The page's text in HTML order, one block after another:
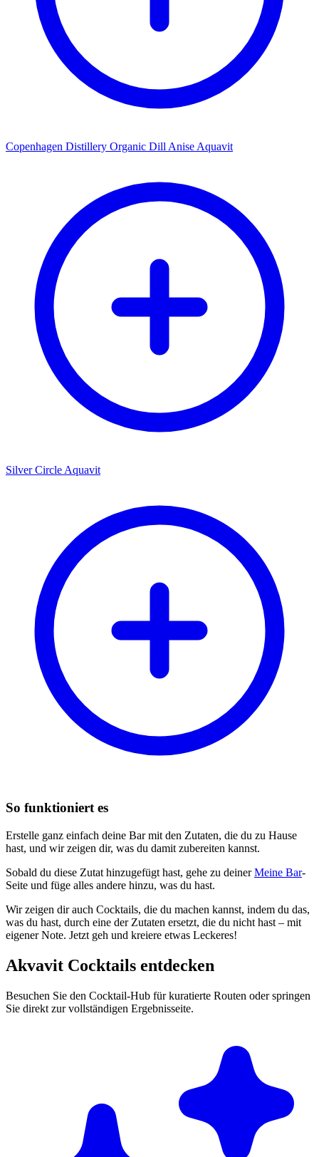
Copenhagen Distillery Organic Dill Anise Aquavit
Silver Circle Aquavit
So funktioniert es
Erstelle ganz einfach deine Bar mit den Zutaten, die du zu Hause
hast, und wir zeigen dir, was du damit zubereiten kannst.
Sobald du diese Zutat hinzugefügt hast, gehe zu deinerMeine Bar-
Seite und füge alles andere hinzu, was du hast.
Wir zeigen dir auch Cocktails, die du machen kannst, indem du das,
was du hast, durch eine der Zutaten ersetzt, die du nicht hast – mit
eigener Note. Jetzt geh und kreiere etwas Leckeres!
Akvavit Cocktails entdecken
Besuchen Sie den Cocktail-Hub für kuratierte Routen oder springen
Sie direkt zur vollständigen Ergebnisseite.